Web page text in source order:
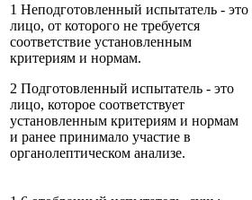
1 Неподготовленный испытатель - это
лицо, от которого не требуется
соответствие установленным
критериям и нормам.
2 Подготовленный испытатель - это
лицо, которое соответствует
установленным критериям и нормам
и ранее принимало участие в
органолептическом анализе.